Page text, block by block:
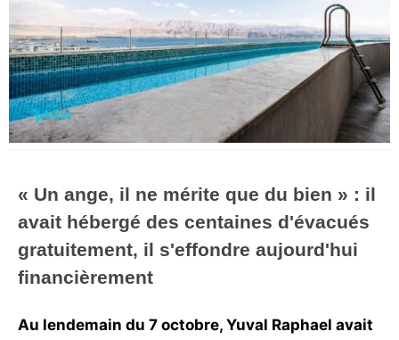
Vos
chroniques
Les
bonnes
adresses
« Un ange, il ne mérite que du bien » : il
avait hébergé des centaines d'évacués
gratuitement, il s'effondre aujourd'hui
financièrement
Au lendemain du 7 octobre, Yuval Raphael avait